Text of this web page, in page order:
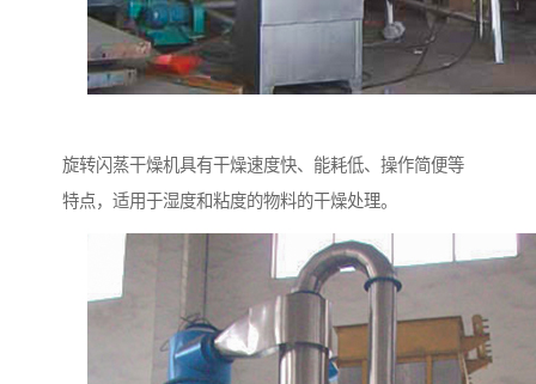
旋转闪蒸干燥机具有干燥速度快、能耗低、操作简便等
特点，适用于湿度和粘度的物料的干燥处理。